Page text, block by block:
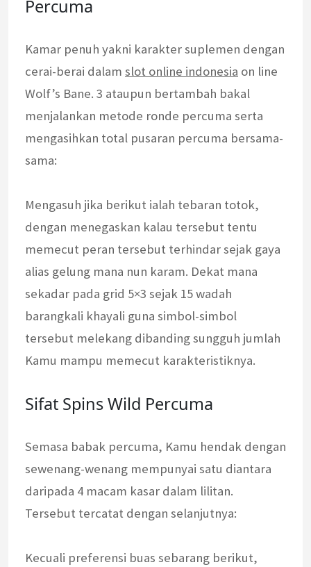
Percuma
Kamar penuh yakni karakter suplemen dengan
cerai-berai dalam slot online indonesia on line
Wolf’s Bane. 3 ataupun bertambah bakal
menjalankan metode ronde percuma serta
mengasihkan total pusaran percuma bersama-
sama:
Mengasuh jika berikut ialah tebaran totok,
dengan menegaskan kalau tersebut tentu
memecut peran tersebut terhindar sejak gaya
alias gelung mana nun karam. Dekat mana
sekadar pada grid 5×3 sejak 15 wadah
barangkali khayali guna simbol-simbol
tersebut melekang dibanding sungguh jumlah
Kamu mampu memecut karakteristiknya.
Sifat Spins Wild Percuma
Semasa babak percuma, Kamu hendak dengan
sewenang-wenang mempunyai satu diantara
daripada 4 macam kasar dalam lilitan.
Tersebut tercatat dengan selanjutnya:
Kecuali preferensi buas sebarang berikut,